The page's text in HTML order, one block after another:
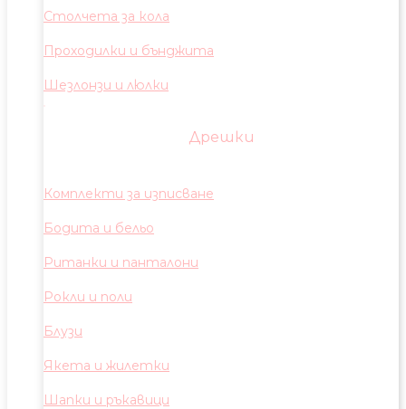
Столчета за кола
Проходилки и бънджита
Шезлонзи и люлки
Дрешки
Комплекти за изписване
Бодита и бельо
Ританки и панталони
Рокли и поли
Блузи
Якета и жилетки
Шапки и ръкавици